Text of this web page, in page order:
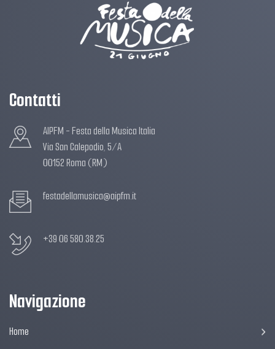
Contatti
AIPFM - Festa della Musica Italia
Via San Calepodio, 5/A
00152 Roma (RM)
festadellamusica@aipfm.it
+39 06 580.38.25
Navigazione
Home